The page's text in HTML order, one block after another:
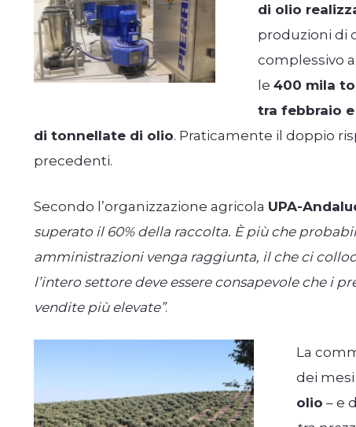
di olio
produzioni di
complessivo a
le 400 mila
tra febbraio
di tonnellate di olio. Praticamente il doppio
precedenti.
Secondo l’organizzazione agricola UPA-
superato il 60% della raccolta. È più che
amministrazioni venga raggiunta, il che ci
l’intero settore deve essere consapevole che i
vendite più elevate”.
La
dei
olio – e